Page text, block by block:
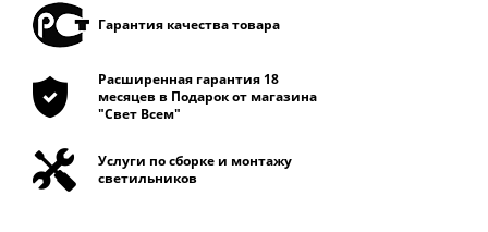
Гарантия качества товара
Расширенная гарантия 18
месяцев в Подарок от магазина
"Свет Всем"
Услуги по сборке и монтажу
светильников